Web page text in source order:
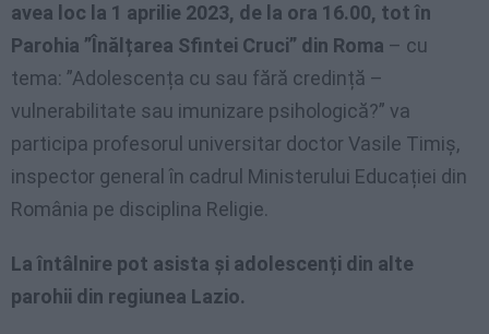
avea loc la 1 aprilie 2023, de la ora 16.00, tot în
Parohia ”Înălțarea Sfintei Cruci” din Roma – cu
tema: ”Adolescența cu sau fără credință –
vulnerabilitate sau imunizare psihologică?” va
participa profesorul universitar doctor Vasile Timiș,
inspector general în cadrul Ministerului Educației din
România pe disciplina Religie.
La întâlnire pot asista și adolescenți din alte
parohii din regiunea Lazio.